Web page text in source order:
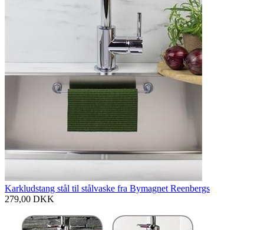
Karkludstang stål til stålvaske fra Bymagnet Reenbergs
279,00 DKK